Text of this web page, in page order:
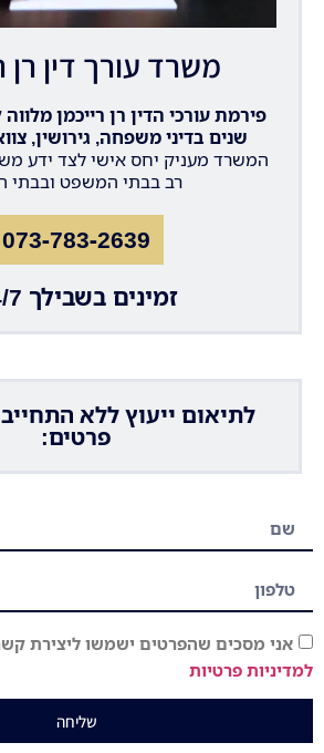
משרד עורך דין רן
שנים בדיני משפחה, גירושין,
המשרד מעניק יחס אישי לצד ידע
רב בבתי המשפט ובבתי
073-783-2639
זמינים בשבילך 24/7
לתיאום ייעוץ ללא
פרטים:
אני מסכים שהפרטים ישמשו ליצירת
למדיניות פרטיות
שליחה